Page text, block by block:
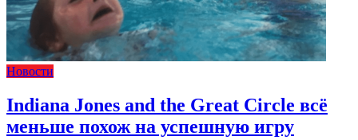
Новости
Indiana Jones and the Great Circle всё
меньше похож на успешную игру